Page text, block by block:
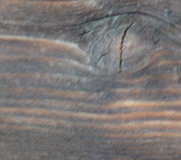
Betroffene hat das Recht
zum Teil der Verarbeitung
wenn diese dem Zweck
gerechtfertigtem Grund,
Handelsinformation, des
oder der Marktforschung
Die oben angeführten
von ihm beauftragten
Herrn Josef Oberhammer
Oberhammer, St.-Georg-
oder E-Mail geltend